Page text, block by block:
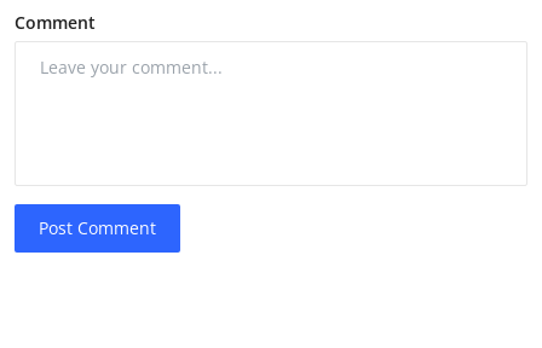
Comment
Post Comment